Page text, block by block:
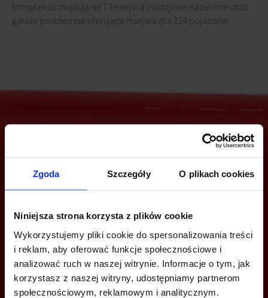
Zgoda Szczegóły O plikach cookies
Niniejsza strona korzysta z plików cookie
Wykorzystujemy pliki cookie do spersonalizowania treści
i reklam, aby oferować funkcje społecznościowe i
analizować ruch w naszej witrynie. Informacje o tym, jak
korzystasz z naszej witryny, udostępniamy partnerom
społecznościowym, reklamowym i analitycznym.
kompleksu znajdują się 73 miejsca postojowe naziemne oraz
garaże podziemne oferujące miejsca dla 224 pojazdów.
Jesteś zainteresowany tą ofertą?
+48 12 294 94 30
krakow@bazabiur.pl